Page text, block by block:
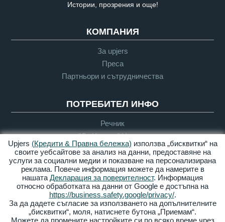
Истории, прозрения и още!
КОМПАНИЯ
За upjers
Преса
Партньори и сътрудничества
ПОТРЕБИТЕЛ ИНФО
Речник
"Да Играем" Насоки
Поддръжка
Кредити &
Правна
бележка
Поверителност
Условия за
ползване
Достъпност
Управлявай Бисквитки
Upjers (Кредити & Правна бележка) използва „бисквитки“ на
своите уебсайтове за анализ на данни, предоставяне на
услуги за социални медии и показване на персонализирана
реклама. Повече информация можете да намерите в
нашата Декларация за поверителност. Информация
относно обработката на данни от Google е достъпна на
https://business.safety.google/privacy/.
За да дадете съгласие за използването на допълнителните
„бисквитки“, моля, натиснете бутона „Приемам“.
Можете да промените настройките си по всяко време чрез